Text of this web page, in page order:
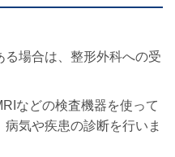
る場合は、整形外科への受
などの検査機器を使って
気や疾患の診断を行いま